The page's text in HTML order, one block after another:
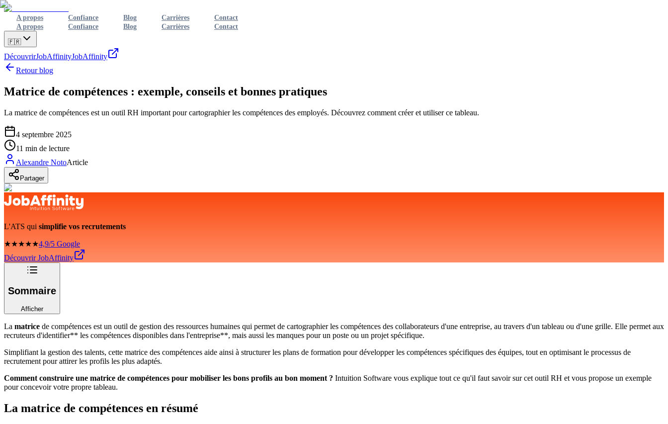
A propos Confiance Blog Carrières
Contact
A propos
Confiance Blog Carrières Contact
🇫🇷
DécouvrirJobAffinityJobAffinity
Retour blog
Matrice de compétences : exemple, conseils et bonnes pratiques
La matrice de compétences est un outil RH important pour cartographier les compétences des employés. Découvrez comment créer et utiliser ce tableau.
4 septembre 2025
11 min de lecture
Alexandre NotoArticle
Partager
L'ATS qui simplifie vos recrutements
★★★★★4,9/5 Google
Découvrir JobAffinity
Sommaire
Afficher
La matrice de compétences est un outil de gestion des ressources humaines qui permet de cartographier les compétences des collaborateurs d'une entreprise, au travers d'un tableau ou d'une grille. Elle permet aux
recruteurs d'identifier** les compétences disponibles dans l'entreprise**, mais aussi les manques pour un poste ou un projet spécifique.
Simplifiant la gestion des talents, cette matrice des compétences aide ainsi à structurer les plans de formation pour développer les compétences spécifiques des équipes, tout en optimisant le processus de
recrutement pour attirer les profils les plus adaptés.
Comment construire une matrice de compétences pour mobiliser les bons profils au bon moment ? Intuition Software vous explique tout ce qu'il faut savoir sur cet outil RH et vous propose un exemple
pour concevoir votre propre tableau.
La matrice de compétences en résumé